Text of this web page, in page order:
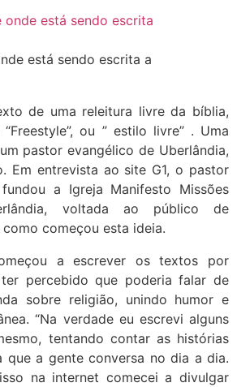
está sendo escrita a
de uma releitura livre da bíblia,
ou ” estilo livre” . Uma
pastor evangélico de Uberlândia,
Em entrevista ao site G1, o pastor
a Igreja Manifesto Missões
voltada ao público de
começou esta ideia.
a escrever os textos por
percebido que poderia falar de
sobre religião, unindo humor e
“Na verdade eu escrevi alguns
tentando contar as histórias
que a gente conversa no dia a dia.
na internet comecei a divulgar